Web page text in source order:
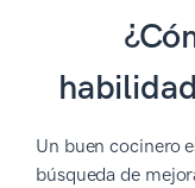
Un buen cocinero
búsqueda de